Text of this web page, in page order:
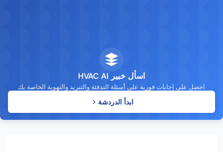
اسأل خبير HVAC AI
احصل على إجابات فورية على أسئلة التدفئة والتبريد والتهوية الخاصة بك
ابدأ الدردشة